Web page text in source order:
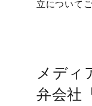
立について
メディ
弁会社